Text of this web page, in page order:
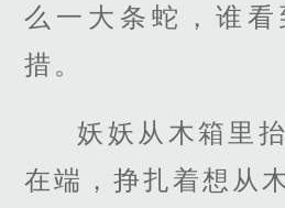
么一大条蛇，谁看
措。
妖妖从木箱里
在端，挣扎着想从